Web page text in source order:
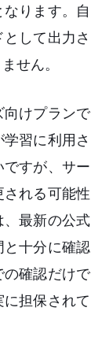
ります。自
して出力さ
せん。
けプランで
習に利用さ
すが、サー
される可能性
、最新の公式
と十分に確認
の確認だけで
担保されて